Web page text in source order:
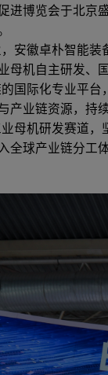
博览会于北京
徽卓朴智能装
母机自主研发、
国际化专业平台
业链资源，持
母机研发赛道，
全球产业链分